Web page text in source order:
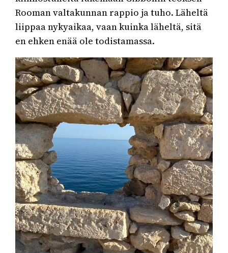
Rooman valtakunnan rappio ja tuho. Läheltä
liippaa nykyaikaa, vaan kuinka läheltä, sitä
en ehken enää ole todistamassa.